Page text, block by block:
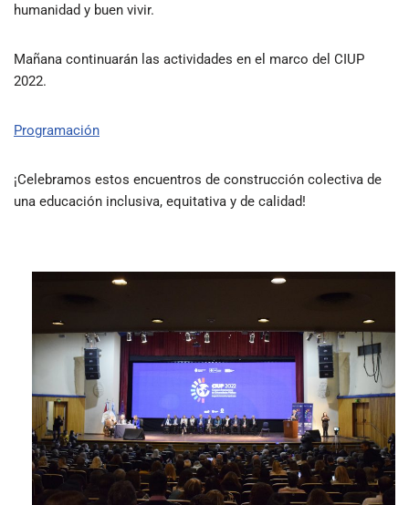
humanidad y buen vivir.
Mañana continuarán las actividades en el marco del CIUP
2022.
Programación
¡Celebramos estos encuentros de construcción colectiva de
una educación inclusiva, equitativa y de calidad!